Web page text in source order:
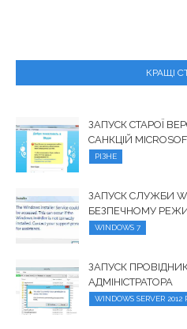
КРАЩІ
ЗАПУСК СТАРОЇ
САНКЦІЙ
РІЗНЕ
ЗАПУСК СЛУЖБИ
БЕЗПЕЧНОМУ
WINDOWS 7
ЗАПУСК
АДМІНІСТРАТОРА
WINDOWS SERVER 2012